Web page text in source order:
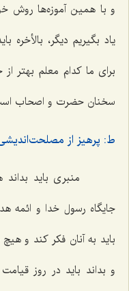
و با همین آموزه‌ها روش
یاد بگیریم دیگر،
برای ما کدام معلم بهتر از
سخنان حضرت و اصحاب
ط: پرهیز از
منبری باید
جایگاه رسول خدا و ائمه
باید به آنان فکر کند و
و بداند باید در روز